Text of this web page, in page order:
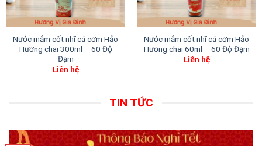
Nước mắm cốt nhĩ cá cơm Hảo
Hương chai 300ml – 60 Độ
Đạm
Liên hệ
Nước mắm cốt nhĩ cá cơm Hảo
Hương chai 60ml – 60 Độ Đạm
Liên hệ
TIN TỨC